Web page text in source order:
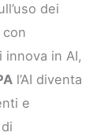
dei
con
innova in AI,
l’AI diventa
e